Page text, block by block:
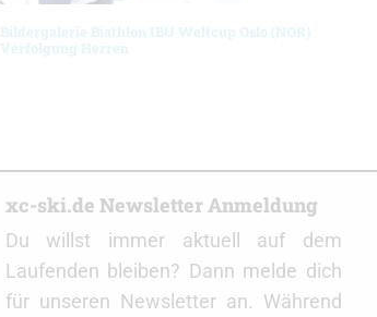
Bildergalerie Biathlon IBU Weltcup Oslo (NOR)
Verfolgung Herren
xc-ski.de Newsletter Anmeldung
Du willst immer aktuell auf dem
Laufenden bleiben? Dann melde dich
für unseren Newsletter an. Während